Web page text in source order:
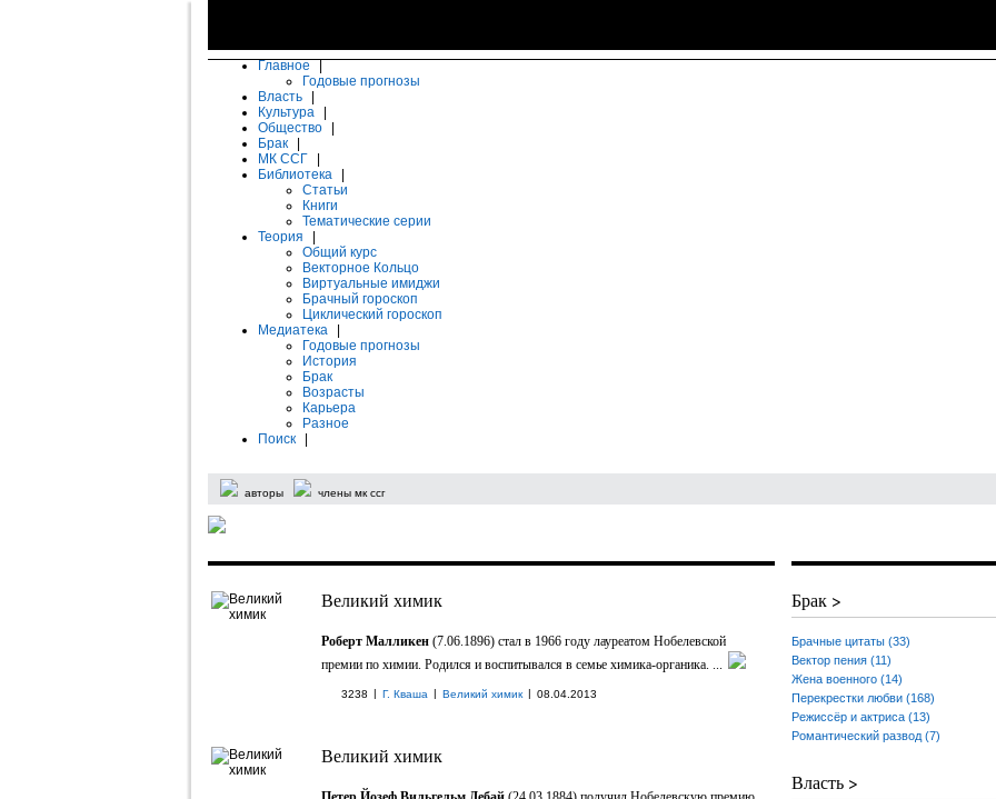
Главное
Годовые прогнозы
Власть
Культура
Общество
Брак
МК ССГ
Библиотека
Статьи
Книги
Тематические серии
Теория
Общий курс
Векторное Кольцо
Виртуальные имиджи
Брачный гороскоп
Циклический гороскоп
Медиатека
Годовые прогнозы
История
Брак
Возрасты
Карьера
Разное
Поиск
авторы члены мк ссг
Великий химик
Роберт Малликен (7.06.1896) стал в 1966 году лауреатом Нобелевской
премии по химии. Родился и воспитывался в семье химика-органика. ...
3238 | Г. Кваша | Великий химик | 08.04.2013
Великий химик
Брак >
Брачные цитаты (33)
Вектор пения (11)
Жена военного (14)
Перекрестки любви (168)
Режиссёр и актриса (13)
Романтический развод (7)
Власть >